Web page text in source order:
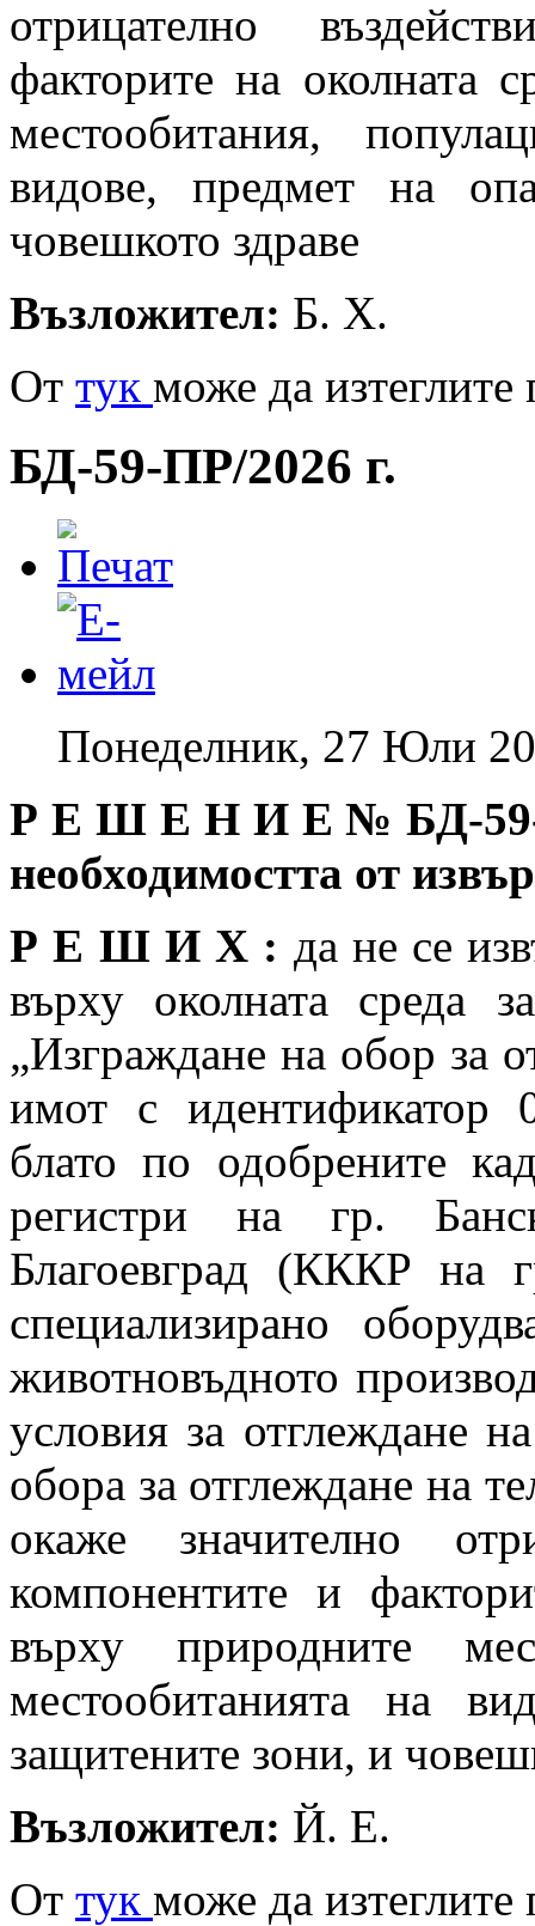
отрицателно
факторите на околната
местообитания,
видове, предмет на
човешкото здраве
Възложител: Б. Х.
От тук може да
БД-59-ПР/2026 г.
Понеделник, 27 Юли
Р Е Ш Е Н И Е № БД-
необходимостта от
Р Е Ш И Х : да не се
върху околната среда
„Изграждане на обор за
имот с идентификатор
блато по одобрените
регистри на гр.
Благоевград (КККР на
специализирано
животновъдното
условия за отглеждане
обора за отглеждане на
окаже значително
компонентите и
върху природните
местообитанията на
защитените зони, и
Възложител: Й. Е.
От тук може да